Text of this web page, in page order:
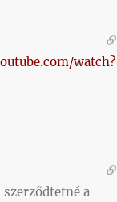
watch?
a